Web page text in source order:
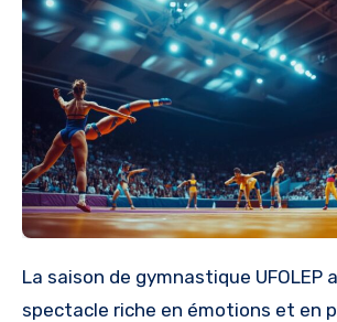
La saison de gymnastique UFOLEP a offert un
spectacle riche en émotions et en